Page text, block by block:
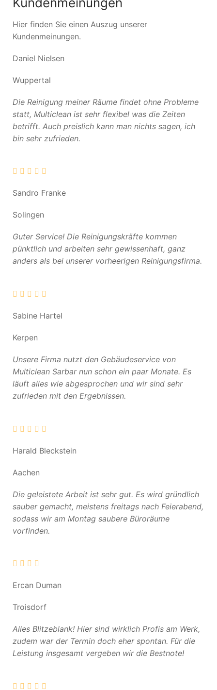
Hier finden Sie einen Auszug unserer
Kundenmeinungen.
Daniel Nielsen
Wuppertal
Die Reinigung meiner Räume findet ohne Probleme
statt, Multiclean ist sehr flexibel was die Zeiten
betrifft. Auch preislich kann man nichts sagen, ich
bin sehr zufrieden.
Sandro Franke
Solingen
Guter Service! Die Reinigungskräfte kommen
pünktlich und arbeiten sehr gewissenhaft, ganz
anders als bei unserer vorheerigen Reinigungsfirma.
Sabine Hartel
Kerpen
Unsere Firma nutzt den Gebäudeservice von
Multiclean Sarbar nun schon ein paar Monate. Es
läuft alles wie abgesprochen und wir sind sehr
zufrieden mit den Ergebnissen.
Harald Bleckstein
Aachen
Die geleistete Arbeit ist sehr gut. Es wird gründlich
sauber gemacht, meistens freitags nach Feierabend,
sodass wir am Montag saubere Büroräume
vorfinden.
Ercan Duman
Troisdorf
Alles Blitzeblank! Hier sind wirklich Profis am Werk,
zudem war der Termin doch eher spontan. Für die
Leistung insgesamt vergeben wir die Bestnote!